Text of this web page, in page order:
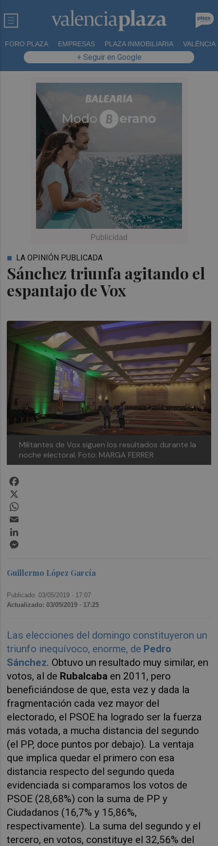
FORO PLAZA EMPRESAS PLAZA INMOBILIARIA VALÈNCIA
+ Seguir en Google
Sánchez triunfa agitando el
espantajo de Vox
LA OPINIÓN PUBLICADA
Militantes de Vox siguen los resultados durante la
noche electoral. Foto: MARGA FERRER
Guillermo López García
Publicado: 03/05/2019 · 17:07
Actualizado: 03/05/2019 · 17:25
Las elecciones del domingo constituyeron un
triunfo inequívoco, enorme, de Pedro
Sánchez. Obtuvo un resultado muy similar, en
votos, al de Rubalcaba en 2011, pero
beneficiándose de que, esta vez y dada la
fragmentación cada vez mayor del
electorado, el PSOE ha logrado ser la fuerza
más votada, a mucha distancia del segundo
(el PP, doce puntos por debajo). La ventaja
que implica quedar el primero con esa
distancia respecto del segundo queda
evidenciada si comparamos los votos de
PSOE (28,68%) con la suma de PP y
Ciudadanos (16,7% y 15,86%,
respectivamente). La suma del segundo y el
tercero, en votos, constituye el 32,56% del